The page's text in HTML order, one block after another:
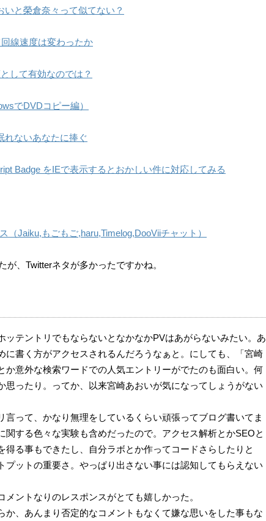
いと榮倉奈々って似てない？
線速度は変わったか
して有効なのでは？
でDVDコピー編）
れないあなたに捧ぐ
Badge をIEで表示するとおかしい件に対応してみる
（Jaiku,もごもご,haru,Timelog,DooViiチャット）
が、Twitterネタが多かったですかね。
ッテントリでもならないとなかなかPVはあがらないみたい。あ
に書く方がアクセスされるんだろうなぁと。にしても、「宮崎
か意外な検索ワードでの人気エントリーがでたのも面白い。何
思ったり。ってか、以来宮崎あおいが気になってしょうがない
言って、かなり無理をしているくらい頑張ってブログ書いてま
関する色々な実験も含めだったので。アクセス解析とかSEOと
得る事もできたし、自分ラボとか作ってコードさらしたりと
プットの重要さ。やっぱり出さない事には認知してもらえない
ントなりのレスポンスがとても嬉しかった。
か、あんまり否定的なコメントもなくて嫌な思いをした事もな